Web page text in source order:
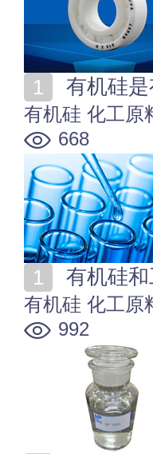
有机硅
有机硅 化工原
668
有机硅
有机硅 化工原
992